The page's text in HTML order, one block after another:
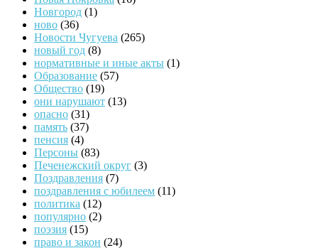
Новгород (1)
ново (36)
Новости Чугуева (265)
новый год (8)
нормативные и иные акты (1)
Образование (57)
Общество (19)
они нарушают (13)
опасно (31)
память (37)
пенсия (4)
Персоны (83)
Печенежский округ (3)
Поздравления (7)
поздравления с юбилеем (11)
политика (12)
популярно (2)
поэзия (15)
право и закон (24)